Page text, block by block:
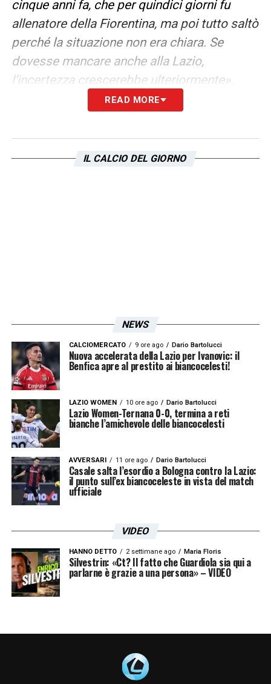
cinque anni fa, che per quindici giorni fu
allenatore della Fiorentina, ma poi tutto saltò
perché la situazione non era chiara. Se
dovesse mancare anche alla Lazio,
l’incertezza crescerebbe ulteriormente».
READ MORE
IL CALCIO DEL GIORNO
NEWS
CALCIOMERCATO 9 ore ago Dario Bartolucci
Nuova accelerata della Lazio per Ivanovic: il
Benfica apre al prestito ai biancocelesti!
LAZIO WOMEN 10 ore ago Dario Bartolucci
Lazio Women-Ternana 0-0, termina a reti
bianche l’amichevole delle biancocelesti
AVVERSARI 11 ore ago Dario Bartolucci
Casale salta l’esordio a Bologna contro la Lazio:
il punto sull’ex biancoceleste in vista del match
ufficiale
VIDEO
HANNO DETTO 2 settimane ago Maria Floris
Silvestrin: «Ct? Il fatto che Guardiola sia qui a
parlarne è grazie a una persona» – VIDEO